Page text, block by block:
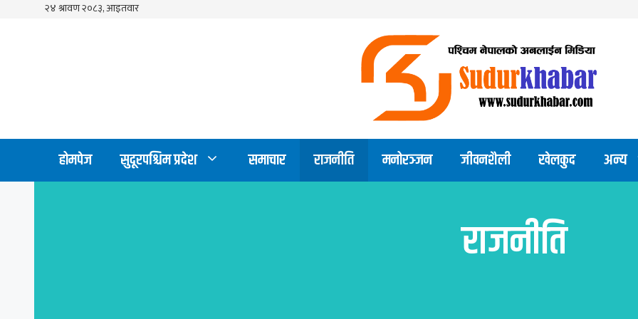
होमपेज सुदूरपश्चिम प्रदेश समाचार राजनीति मनोरञ्जन जीवनशैली खेलकुद अन्य
राजनीति